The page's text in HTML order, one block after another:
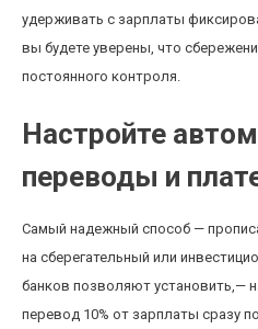
удерживать с зарплаты
вы будете уверены, что
постоянного контроля.
Настройте
переводы и
Самый надежный способ —
на сберегательный или
банков позволяют установить,—
перевод 10% от зарплаты сразу